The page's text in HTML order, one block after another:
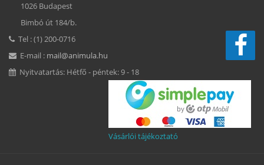
1026 Budapest
Bimbó út 184/b.
Tel : (1) 200-0716
E-mail : mail@animula.hu
Nyitvatartás: Hétfő - péntek: 9 - 18
Vásárlói tájékoztató